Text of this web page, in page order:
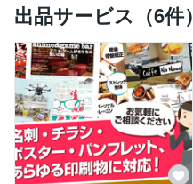
出品サービス（6件）